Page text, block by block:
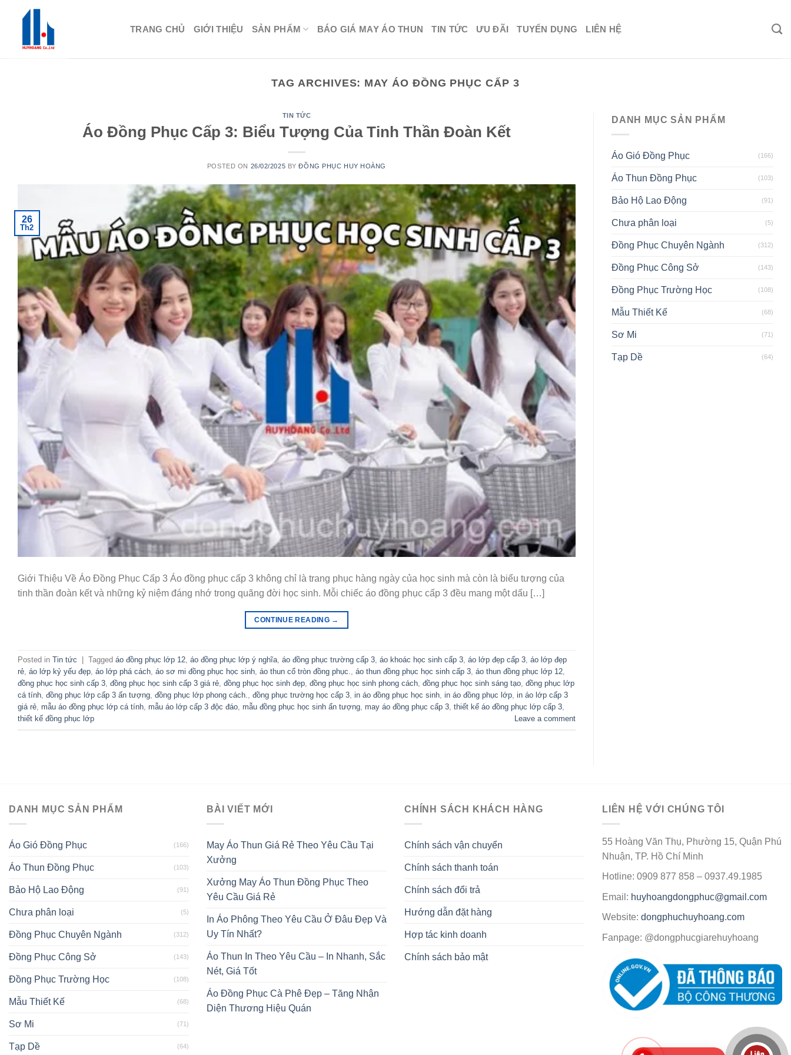
TRANG CHỦ GIỚI THIỆU SẢN PHẨM BÁO GIÁ MAY ÁO THUN TIN TỨC ƯU ĐÃI TUYỂN DỤNG LIÊN HỆ
TAG ARCHIVES: MAY ÁO ĐỒNG PHỤC CẤP 3
TIN TỨC
Áo Đồng Phục Cấp 3: Biểu Tượng Của Tinh Thần Đoàn Kết
POSTED ON 26/02/2025 BYĐỒNG PHỤC HUY HOÀNG
26
Th2
Giới Thiệu Về Áo Đồng Phục Cấp 3 Áo đồng phục cấp 3 không chỉ là trang phục hàng ngày của học sinh mà còn là biểu tượng của
tinh thần đoàn kết và những kỷ niệm đáng nhớ trong quãng đời học sinh. Mỗi chiếc áo đồng phục cấp 3 đều mang một dấu […]
CONTINUE READING →
Posted in Tin tức Tagged áo đồng phục lớp 12, áo đồng phục lớp ý nghĩa, áo đồng phục trường cấp 3, áo khoác học sinh cấp 3, áo lớp đẹp cấp 3, áo lớp đẹp
rẻ, áo lớp kỷ yếu đẹp, áo lớp phá cách, áo sơ mi đồng phục học sinh, áo thun cổ tròn đồng phục., áo thun đồng phục học sinh cấp 3, áo thun đồng phục lớp 12,
đồng phục học sinh cấp 3, đồng phục học sinh cấp 3 giá rẻ, đồng phục học sinh đẹp, đồng phục học sinh phong cách, đồng phục học sinh sáng tạo, đồng phục lớp
cá tính, đồng phục lớp cấp 3 ấn tượng, đồng phục lớp phong cách., đồng phục trường học cấp 3, in áo đồng phục học sinh, in áo đồng phục lớp, in áo lớp cấp 3
giá rẻ, mẫu áo đồng phục lớp cá tính, mẫu áo lớp cấp 3 độc đáo, mẫu đồng phục học sinh ấn tượng, may áo đồng phục cấp 3, thiết kế áo đồng phục lớp cấp 3,
thiết kế đồng phục lớp
Leave a comment
DANH MỤC SẢN PHẨM
Áo Gió Đồng Phục (166)
Áo Thun Đồng Phục (103)
Bảo Hộ Lao Động (91)
Chưa phân loại (5)
Đồng Phục Chuyên Ngành (312)
Đồng Phục Công Sở (143)
Đồng Phục Trường Học (108)
Mẫu Thiết Kế (68)
Sơ Mi (71)
Tạp Dề (64)
DANH MỤC SẢN PHẨM
Áo Gió Đồng Phục (166)
Áo Thun Đồng Phục (103)
Bảo Hộ Lao Động (91)
Chưa phân loại (5)
Đồng Phục Chuyên Ngành (312)
Đồng Phục Công Sở (143)
Đồng Phục Trường Học (108)
Mẫu Thiết Kế (68)
Sơ Mi (71)
Tạp Dề (64)
BÀI VIẾT MỚI
May Áo Thun Giá Rẻ Theo Yêu Cầu Tại
Xưởng
Xưởng May Áo Thun Đồng Phục Theo
Yêu Cầu Giá Rẻ
In Áo Phông Theo Yêu Cầu Ở Đâu Đẹp Và
Uy Tín Nhất?
Áo Thun In Theo Yêu Cầu – In Nhanh, Sắc
Nét, Giá Tốt
Áo Đồng Phục Cà Phê Đẹp – Tăng Nhận
Diện Thương Hiệu Quán
CHÍNH SÁCH KHÁCH HÀNG
Chính sách vận chuyển
Chính sách thanh toán
Chính sách đổi trả
Hướng dẫn đặt hàng
Hợp tác kinh doanh
Chính sách bảo mật
LIÊN HỆ VỚI CHÚNG TÔI
55 Hoàng Văn Thụ, Phường 15, Quận Phú
Nhuận, TP. Hồ Chí Minh
Hotline: 0909 877 858 – 0937.49.1985
Email: huyhoangdongphuc@gmail.com
Website: dongphuchuyhoang.com
Fanpage: @dongphucgiarehuyhoang